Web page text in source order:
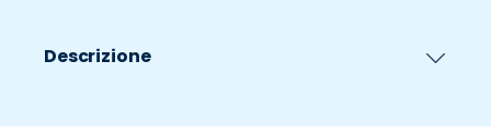
Descrizione